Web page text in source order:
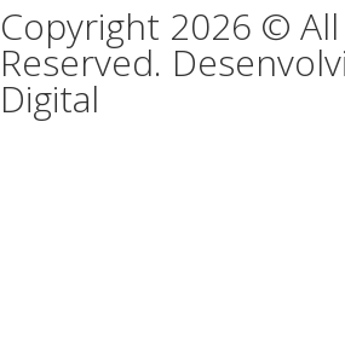
Copyright 2026 ©
Reserved.
Digital